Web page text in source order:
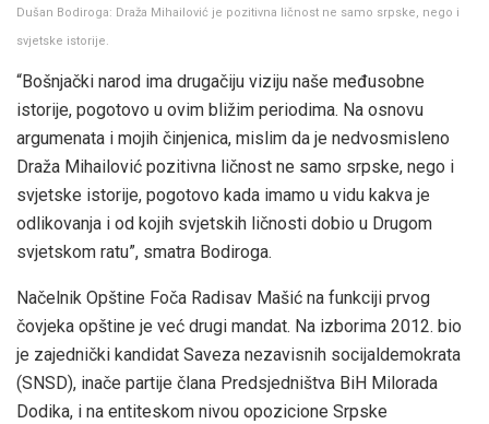
Dušan Bodiroga: Draža Mihailović je pozitivna ličnost ne samo srpske, nego i
svjetske istorije.
“Bošnjački narod ima drugačiju viziju naše međusobne
istorije, pogotovo u ovim bližim periodima. Na osnovu
argumenata i mojih činjenica, mislim da je nedvosmisleno
Draža Mihailović pozitivna ličnost ne samo srpske, nego i
svjetske istorije, pogotovo kada imamo u vidu kakva je
odlikovanja i od kojih svjetskih ličnosti dobio u Drugom
svjetskom ratu”, smatra Bodiroga.
Načelnik Opštine Foča Radisav Mašić na funkciji prvog
čovjeka opštine je već drugi mandat. Na izborima 2012. bio
je zajednički kandidat Saveza nezavisnih socijaldemokrata
(SNSD), inače partije člana Predsjedništva BiH Milorada
Dodika, i na entiteskom nivou opozicione Srpske